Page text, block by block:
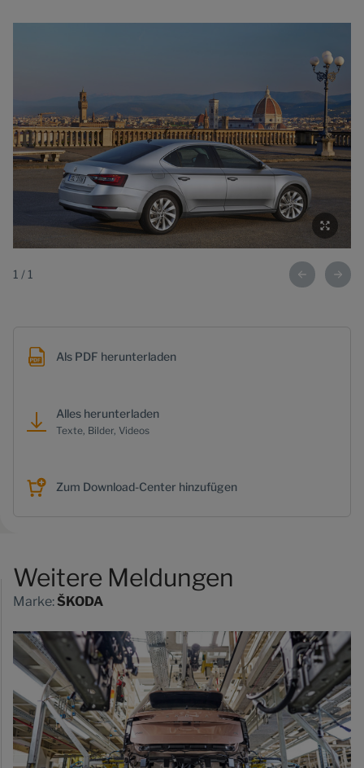
1 / 1
Als PDF herunterladen
Alles herunterladen
Texte, Bilder, Videos
Zum Download-Center hinzufügen
Weitere Meldungen
Marke: ŠKODA